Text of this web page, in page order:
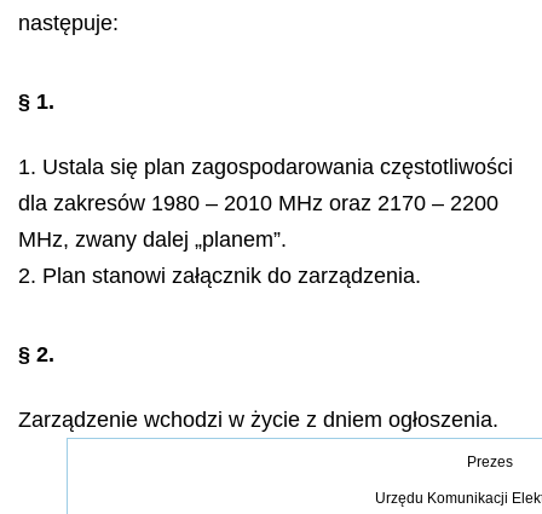
następuje:
§ 1.
1. Ustala się plan zagospodarowania częstotliwości
dla zakresów 1980 – 2010 MHz oraz 2170 – 2200
MHz, zwany dalej „planem”.
2. Plan stanowi załącznik do zarządzenia.
§ 2.
Zarządzenie wchodzi w życie z dniem ogłoszenia.
Prezes
Urzędu Komunikacji